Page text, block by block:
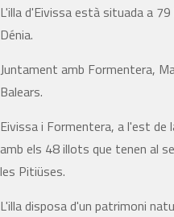
L'illa d'Eivissa està situada a
Dénia.
Juntament amb Formentera,
Balears.
Eivissa i Formentera, a l'est de
amb els 48 illots que tenen al
les Pitiüses.
L'illa disposa d'un patrimoni